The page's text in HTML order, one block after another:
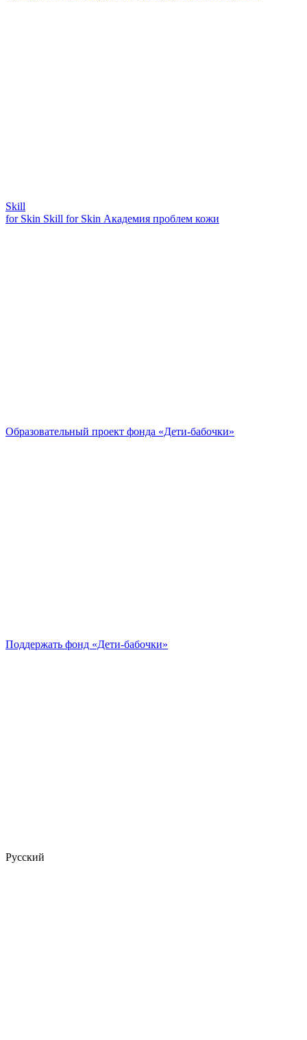
Skill
for Skin Skill for Skin Академия проблем кожи
Образовательный проект фонда «Дети-бабочки»
Поддержать фонд «Дети-бабочки»
Русский